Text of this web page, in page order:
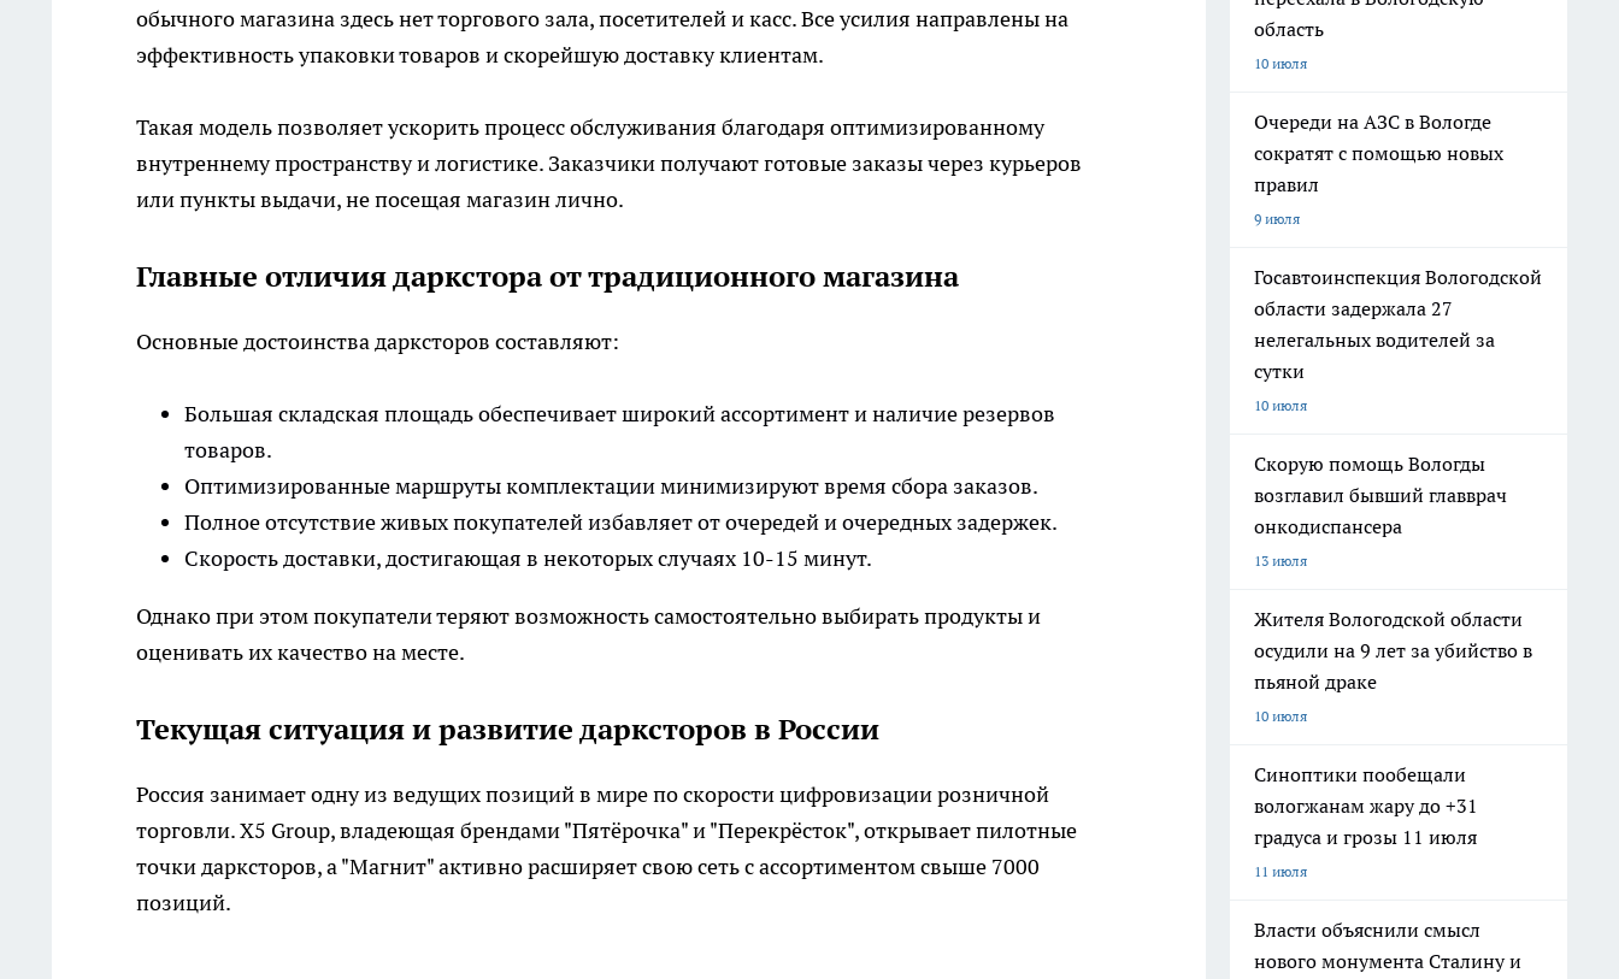
обычного магазина здесь нет торгового зала, посетителей и касс. Все усилия направлены на
эффективность упаковки товаров и скорейшую доставку клиентам.
Такая модель позволяет ускорить процесс обслуживания благодаря оптимизированному
внутреннему пространству и логистике. Заказчики получают готовые заказы через курьеров
или пункты выдачи, не посещая магазин лично.
Главные отличия даркстора от традиционного магазина
Основные достоинства дарксторов составляют:
Большая складская площадь обеспечивает широкий ассортимент и наличие резервов
товаров.
Оптимизированные маршруты комплектации минимизируют время сбора заказов.
Полное отсутствие живых покупателей избавляет от очередей и очередных задержек.
Скорость доставки, достигающая в некоторых случаях 10-15 минут.
Однако при этом покупатели теряют возможность самостоятельно выбирать продукты и
оценивать их качество на месте.
Текущая ситуация и развитие дарксторов в России
Россия занимает одну из ведущих позиций в мире по скорости цифровизации розничной
торговли. X5 Group, владеющая брендами "Пятёрочка" и "Перекрёсток", открывает пилотные
точки дарксторов, а "Магнит" активно расширяет свою сеть с ассортиментом свыше 7000
позиций.
область
10 июля
Очереди на АЗС в Вологде
сократят с помощью новых
правил
9 июля
Госавтоинспекция Вологодской
области задержала 27
нелегальных водителей за
сутки
10 июля
Скорую помощь Вологды
возглавил бывший главврач
онкодиспансера
13 июля
Жителя Вологодской области
осудили на 9 лет за убийство в
пьяной драке
10 июля
Синоптики пообещали
вологжанам жару до +31
градуса и грозы 11 июля
11 июля
Власти объяснили смысл
нового монумента Сталину и